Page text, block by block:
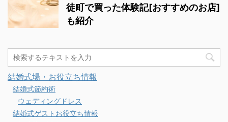
徒町で買った体験記[おすすめのお店]
も紹介
結婚式場・お役立ち情報
結婚式節約術
ウェディングドレス
結婚式ゲストお役立ち情報